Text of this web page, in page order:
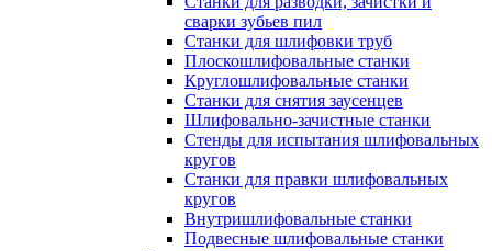
сварки зубьев пил
Станки для шлифовки труб
Плоскошлифовальные станки
Круглошлифовальные станки
Станки для снятия заусенцев
Шлифовально-зачистные станки
Стенды для испытания шлифовальных
кругов
Станки для правки шлифовальных
кругов
Внутришлифовальные станки
Подвесные шлифовальные станки